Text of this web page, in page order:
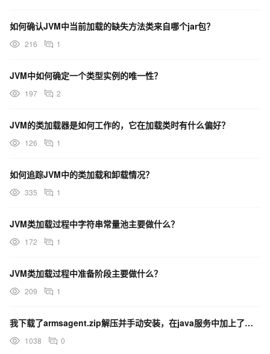
如何确认JVM中当前加载的缺失方法类来自哪个jar包？
216 1
JVM中如何确定一个类型实例的唯一性？
197 2
JVM的类加载器是如何工作的，它在加载类时有什么偏好？
126 1
如何追踪JVM中的类加载和卸载情况？
335 1
JVM类加载过程中字符串常量池主要做什么？
172 1
JVM类加载过程中准备阶段主要做什么？
209 1
我下载了armsagent.zip解压并手动安装，在java服务中加上了那三个jvm参数，服务器也那
1038 0